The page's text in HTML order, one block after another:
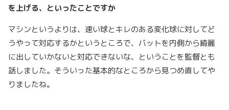
を上げる、といったことですか
マシンというよりは、速い球とキレのある変化球に対してど
うやって対応するかというところで、バットを内側から綺麗
に出していかないと対応できないな、ということを監督とも
話しました。そういった基本的なところから見つめ直してや
りましたね。